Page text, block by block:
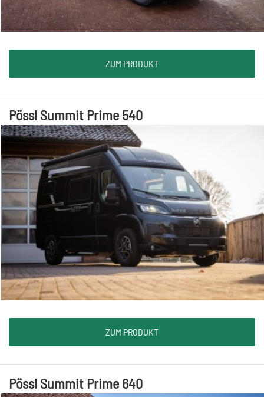
ZUM PRODUKT
Pössl Summit Prime 540
ZUM PRODUKT
Pössl Summit Prime 640